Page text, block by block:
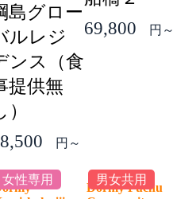
島グロー
ルレジ
ンス（食
提供無
）
円～
69,800
円～
女性専用 男女共用
Dormy Fuchu